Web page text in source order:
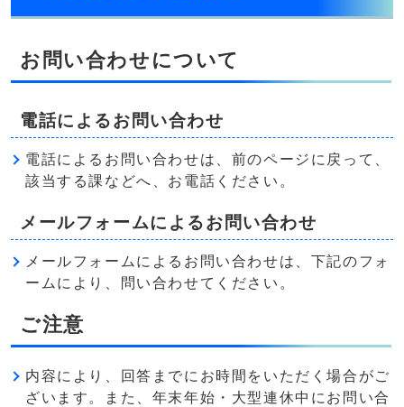
お問い合わせについて
電話によるお問い合わせ
電話によるお問い合わせは、前のページに戻って、
該当する課などへ、お電話ください。
メールフォームによるお問い合わせ
メールフォームによるお問い合わせは、下記のフォ
ームにより、問い合わせてください。
ご注意
内容により、回答までにお時間をいただく場合がご
ざいます。また、年末年始・大型連休中にお問い合